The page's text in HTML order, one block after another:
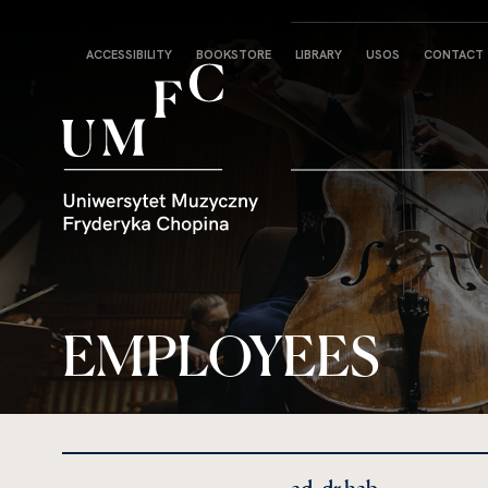
StronaACCESSIBILITY BOOKSTORE LIBRARY USOS CONTACT
EMPLOYEES